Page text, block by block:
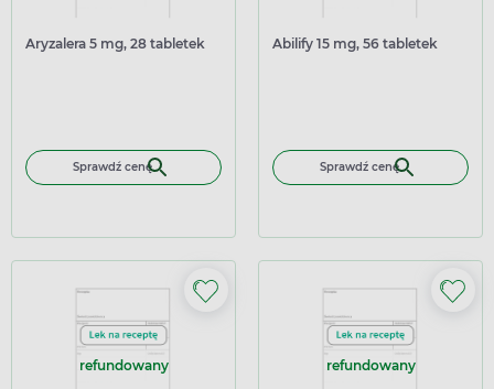
Aryzalera 5 mg, 28 tabletek
Sprawdź cenę
Abilify 15 mg, 56 tabletek
Sprawdź cenę
refundowany refundowany